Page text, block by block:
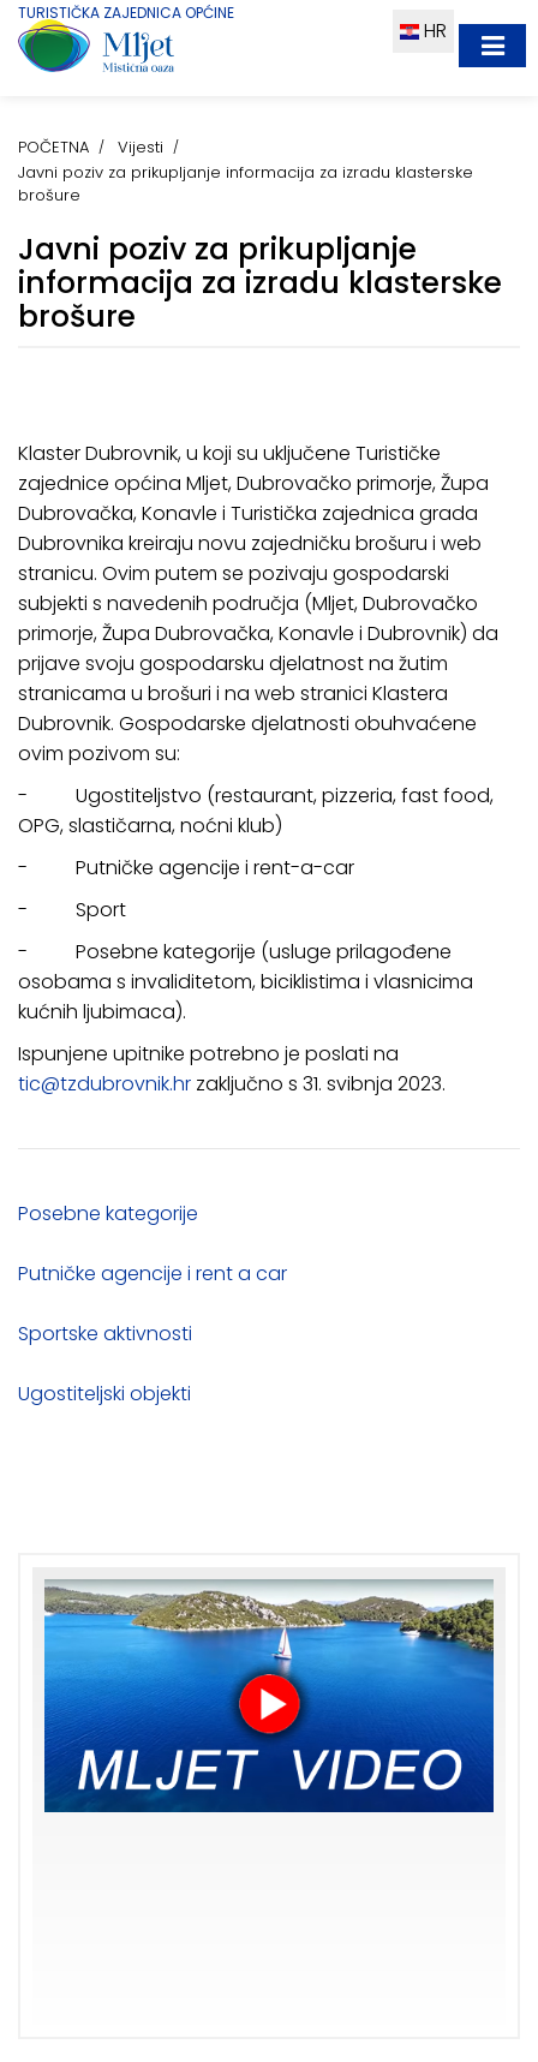
TURISTIČKA ZAJEDNICA OPĆINE
HR
POČETNA
Vijesti
Javni poziv za prikupljanje informacija za izradu klasterske
brošure
Javni poziv za prikupljanje
informacija za izradu klasterske
brošure
Klaster Dubrovnik, u koji su uključene Turističke
zajednice općina Mljet, Dubrovačko primorje, Župa
Dubrovačka, Konavle i Turistička zajednica grada
Dubrovnika kreiraju novu zajedničku brošuru i web
stranicu. Ovim putem se pozivaju gospodarski
subjekti s navedenih područja (Mljet, Dubrovačko
primorje, Župa Dubrovačka, Konavle i Dubrovnik) da
prijave svoju gospodarsku djelatnost na žutim
stranicama u brošuri i na web stranici Klastera
Dubrovnik. Gospodarske djelatnosti obuhvaćene
ovim pozivom su:
- Ugostiteljstvo (restaurant, pizzeria, fast food,
OPG, slastičarna, noćni klub)
- Putničke agencije i rent-a-car
- Sport
- Posebne kategorije (usluge prilagođene
osobama s invaliditetom, biciklistima i vlasnicima
kućnih ljubimaca).
Ispunjene upitnike potrebno je poslati na
tic@tzdubrovnik.hr zaključno s 31. svibnja 2023.
Posebne kategorije
Putničke agencije i rent a car
Sportske aktivnosti
Ugostiteljski objekti